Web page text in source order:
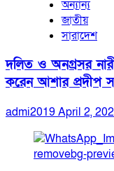
অন্যান্য
জাতীয়
সারাদেশ
দলিত ও অনগ্রসর
করেন আশার প্রদীপ
admi2019April 2,